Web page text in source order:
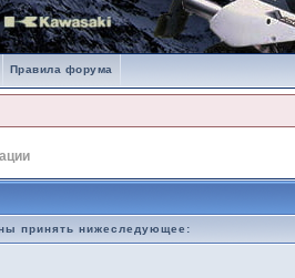
Правила форума
принять нижеследующее: